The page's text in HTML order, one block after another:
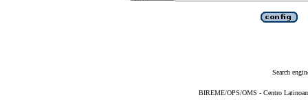
Search
BIREME/OPS/OMS - Centro